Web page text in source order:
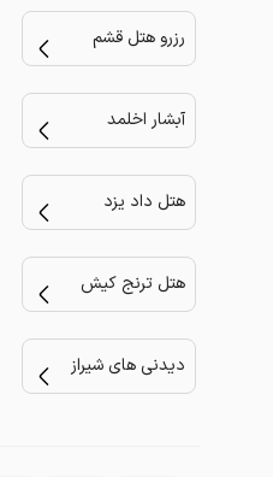
رزرو هتل قشم
آبشار اخلمد
هتل داد یزد
هتل ترنج کیش
دیدنی های شیراز